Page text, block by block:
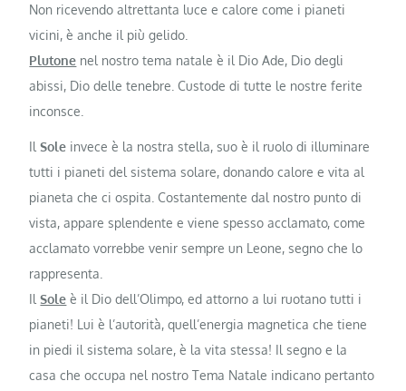
Non ricevendo altrettanta luce e calore come i pianeti
vicini, è anche il più gelido.
Plutone nel nostro tema natale è il Dio Ade, Dio degli
abissi, Dio delle tenebre. Custode di tutte le nostre ferite
inconsce.
IlSole invece è la nostra stella, suo è il ruolo di illuminare
tutti i pianeti del sistema solare, donando calore e vita al
pianeta che ci ospita. Costantemente dal nostro punto di
vista, appare splendente e viene spesso acclamato, come
acclamato vorrebbe venir sempre un Leone, segno che lo
rappresenta.
IlSole è il Dio dell’Olimpo, ed attorno a lui ruotano tutti i
pianeti! Lui è l’autorità, quell’energia magnetica che tiene
in piedi il sistema solare, è la vita stessa! Il segno e la
casa che occupa nel nostro Tema Natale indicano pertanto